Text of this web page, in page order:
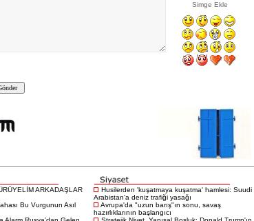
Simge Ekle
ARKADAŞLAR
Bu Vurgunun Asıl
Husilerden 'kuşatmaya kuşatma' hamlesi: Suudi
Arabistan'a deniz trafiği yasağı
Avrupa'da "uzun barış"ın sonu, savaş
hazırlıklarının başlangıcı